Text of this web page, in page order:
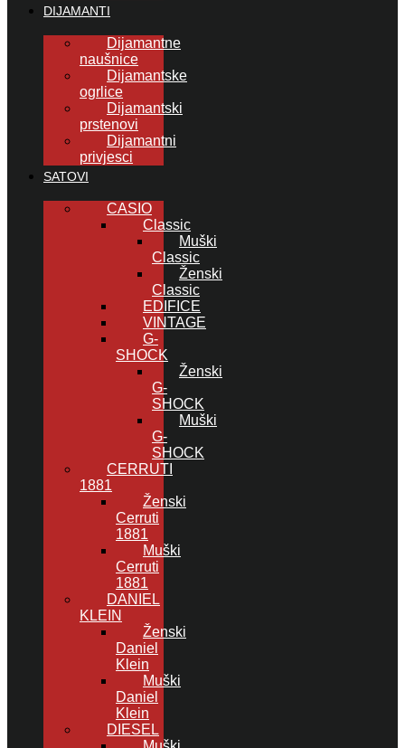
DIJAMANTI
Dijamantne
naušnice
Dijamantske
ogrlice
Dijamantski
prstenovi
Dijamantni
privjesci
SATOVI
CASIO
Classic
Muški
Classic
Ženski
Classic
EDIFICE
VINTAGE
G-
SHOCK
Ženski
G-
SHOCK
Muški
G-
SHOCK
CERRUTI
1881
Ženski
Cerruti
1881
Muški
Cerruti
1881
DANIEL
KLEIN
Ženski
Daniel
Klein
Muški
Daniel
Klein
DIESEL